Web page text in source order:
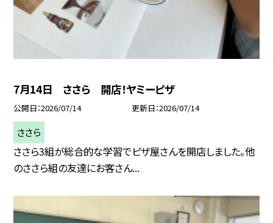
7月14日 ささら 開店！ヤミーピザ
公開日 2026/07/14 更新日 2026/07/14
ささら
ささら3組が総合的な学習でピザ屋さんを開店しました。他
のささら組の友達にお客さん...